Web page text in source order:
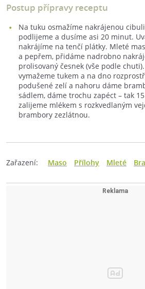
Postup přípravy receptu
Na tuku osmažíme nakrájenou
podlijeme a dusíme asi 20 minut.
nakrájíme na tenčí plátky. Mleté
a pepřem, přidáme nadrobno
prolisovaný česnek (vše podle
vymažeme tukem a na dno
podušené zelí a nahoru dáme
sádlem, dáme trochu zapéct – tak
zalijeme mlékem s rozkvedlaným
brambory zezlátnou.
Zařazení: Maso Přílohy Mleté